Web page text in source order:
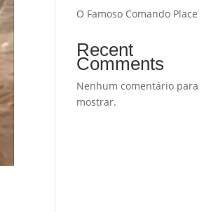
O Famoso Comando Place
Recent
Comments
Nenhum comentário para
mostrar.